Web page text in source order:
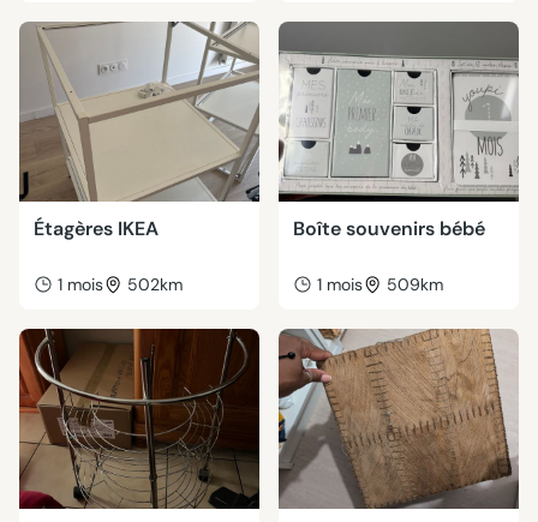
Étagères IKEA
1 mois 502km
Boîte souvenirs bébé
1 mois 509km